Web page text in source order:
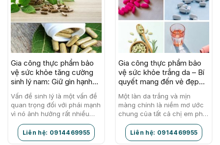
Gia công thực phẩm bảo
vệ sức khỏe tăng cường
sinh lý nam: Giữ gìn hạnh
phúc gia đình
Vấn đề sinh lý là một vấn đề
quan trọng đối với phái mạnh
vì nó ảnh hưởng rất nhiều
đến hạnh phúc gia đình. Hiện
nay, dưới…
Liên hệ: 0914469955
Gia công thực phẩm bảo
vệ sức khỏe trắng da – Bí
quyết mang đến vẻ đẹp
chuẩn Á Đông
Một làn da trắng và mịn
màng chính là niềm mơ ước
chung của tất cả chị em phụ
nữ. Hàn Quốc chính là hình
mẫu lý tưởng…
Liên hệ: 0914469955